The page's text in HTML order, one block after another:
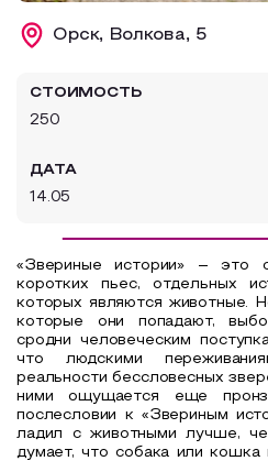
Образовательный туризм
Орск, Волкова, 5
СТОИМОСТЬ
250
ДАТА
14.05
«Звериные истории» – это
коротких пьес, отдельных
которых являются животные.
которые они попадают,
сродни человеческим
что людскими
реальности бессловесных
ними ощущается еще
послесловии к «Звериным
ладил с животными лучше,
думает, что собака или